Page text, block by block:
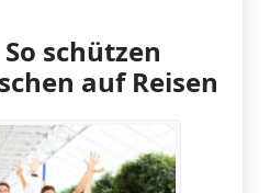
schützen
auf Reisen